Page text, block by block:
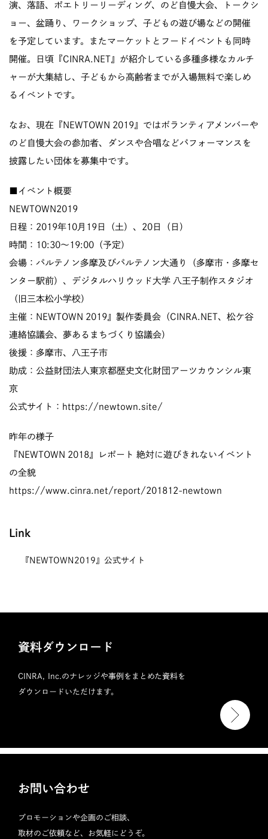
演、落語、ポエトリーリーディング、のど自慢大会、トークシ
ョー、盆踊り、ワークショップ、子どもの遊び場などの開催
を予定しています。またマーケットとフードイベントも同時
開催。日頃『CINRA.NET』が紹介している多種多様なカルチ
ャーが大集結し、子どもから高齢者までが入場無料で楽しめ
るイベントです。
なお、現在『NEWTOWN 2019』ではボランティアメンバーや
のど自慢大会の参加者、ダンスや合唱などパフォーマンスを
披露したい団体を募集中です。
■イベント概要
NEWTOWN2019
日程：2019年10月19日（土）、20日（日）
時間：10:30〜19:00（予定）
会場：パルテノン多摩及びパルテノン大通り（多摩市・多摩セ
ンター駅前）、デジタルハリウッド大学 八王子制作スタジオ
（旧三本松小学校）
主催：NEWTOWN 2019』製作委員会（CINRA.NET、松ケ谷
連絡協議会、夢あるまちづくり協議会）
後援：多摩市、八王子市
助成：公益財団法人東京都歴史文化財団アーツカウンシル東
京
公式サイト： https://newtown.site/
昨年の様子
『NEWTOWN 2018』レポート 絶対に遊びきれないイベント
の全貌
https://www.cinra.net/report/201812-newtown
Link
『NEWTOWN2019』公式サイト
資料ダウンロード
CINRA, Inc.のナレッジや事例をまとめた資料を
ダウンロードいただけます。
お問い合わせ
プロモーションや企画のご相談、
取材のご依頼など、お気軽にどうぞ。